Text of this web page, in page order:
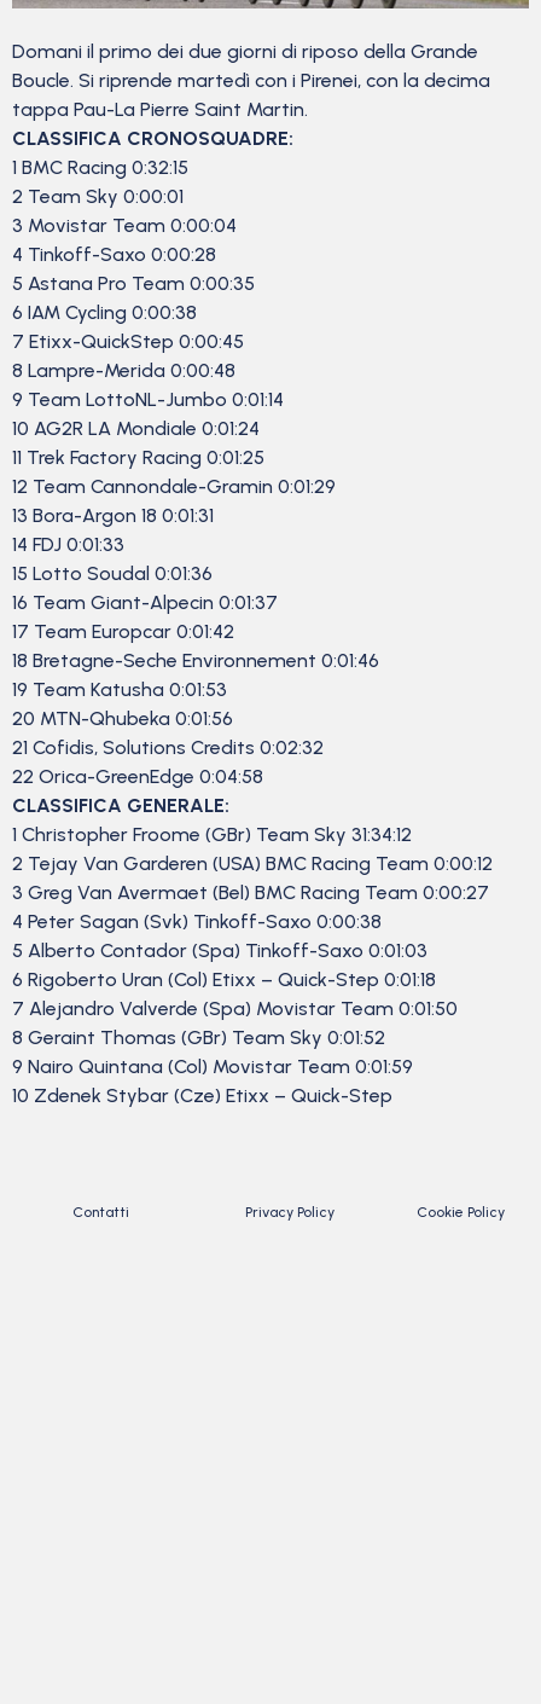
Domani il primo dei due giorni di riposo della Grande
Boucle. Si riprende martedì con i Pirenei, con la decima
tappa Pau-La Pierre Saint Martin.
CLASSIFICA CRONOSQUADRE:
1 BMC Racing 0:32:15
2 Team Sky 0:00:01
3 Movistar Team 0:00:04
4 Tinkoff-Saxo 0:00:28
5 Astana Pro Team 0:00:35
6 IAM Cycling 0:00:38
7 Etixx-QuickStep 0:00:45
8 Lampre-Merida 0:00:48
9 Team LottoNL-Jumbo 0:01:14
10 AG2R LA Mondiale 0:01:24
11 Trek Factory Racing 0:01:25
12 Team Cannondale-Gramin 0:01:29
13 Bora-Argon 18 0:01:31
14 FDJ 0:01:33
15 Lotto Soudal 0:01:36
16 Team Giant-Alpecin 0:01:37
17 Team Europcar 0:01:42
18 Bretagne-Seche Environnement 0:01:46
19 Team Katusha 0:01:53
20 MTN-Qhubeka 0:01:56
21 Cofidis, Solutions Credits 0:02:32
22 Orica-GreenEdge 0:04:58
CLASSIFICA GENERALE:
1 Christopher Froome (GBr) Team Sky 31:34:12
2 Tejay Van Garderen (USA) BMC Racing Team 0:00:12
3 Greg Van Avermaet (Bel) BMC Racing Team 0:00:27
4 Peter Sagan (Svk) Tinkoff-Saxo 0:00:38
5 Alberto Contador (Spa) Tinkoff-Saxo 0:01:03
6 Rigoberto Uran (Col) Etixx – Quick-Step 0:01:18
7 Alejandro Valverde (Spa) Movistar Team 0:01:50
8 Geraint Thomas (GBr) Team Sky 0:01:52
9 Nairo Quintana (Col) Movistar Team 0:01:59
10 Zdenek Stybar (Cze) Etixx – Quick-Step
Contatti Privacy Policy Cookie Policy